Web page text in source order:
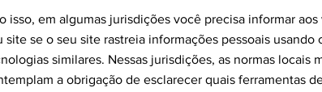
isso, em algumas jurisdições você precisa informar
site se o seu site rastreia informações pessoais usando
similares. Nessas jurisdições, as normas locais
a obrigação de esclarecer quais ferramentas